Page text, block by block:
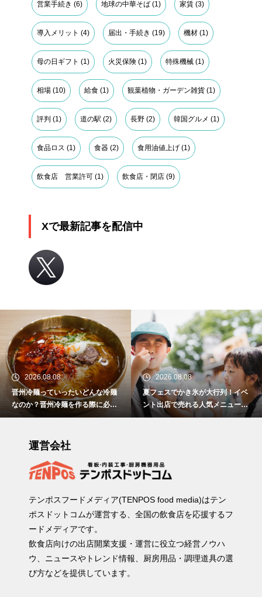
営業手続き (6) 地球の中華そば (1) 家賃 (3)
導入メリット (4) 届出・手続き (19) 機材 (1)
母の日ギフト (1) 火災保険 (1) 特殊機械 (1)
相場 (10) 給食 (1) 観葉植物・ガーデン雑貨 (1)
評判 (1) 道の駅 (2) 長野 (2) 韓国グルメ (1)
食品ロス (1) 食器 (2) 食用油値上げ (1)
飲食店 営業許可 (1) 飲食店・閉店 (9)
Xで最新記事を配信中
2026.08.08
晋州冷麺っていったいどんな冷麺
なのか？晋州冷麺を作る際に必要
なアイテムとは？
2026.08.08
夏フェスでかき氷が大行列！イベ
ント出店で売れる人気メニュー作
りのポイント
運営会社
テンポスフードメディア(TENPOS food media)はテン
ポスドットコムが運営する、全国の飲食店を応援するフ
ードメディアです。
飲食店向けの出店開業支援・運営に役立つ経営ノウハ
ウ、ニュースやトレンド情報、厨房用品・調理道具の選
び方などを提供しています。